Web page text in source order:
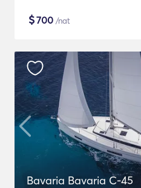
$700 /nat
Bavaria Bavaria C-45